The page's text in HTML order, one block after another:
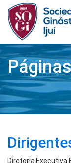
Páginas
Diretoria Executiva